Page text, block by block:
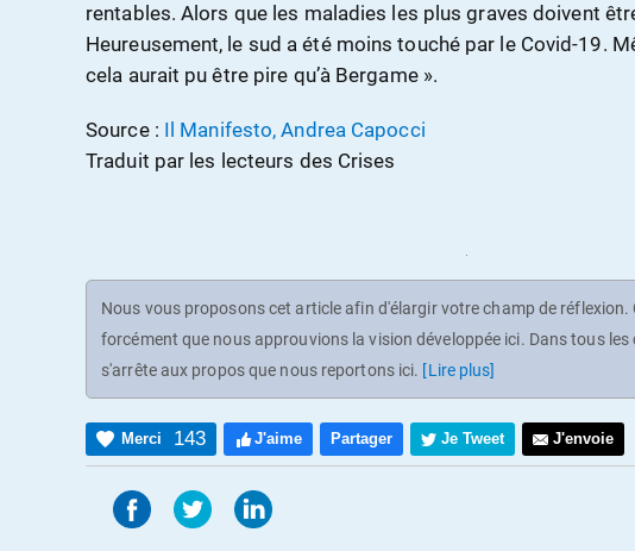
rentables. Alors que les maladies les plus graves doivent
Heureusement, le sud a été moins touché par le Covid-19.
cela aurait pu être pire qu’à Bergame ».
Source : Il Manifesto, Andrea Capocci
Traduit par les lecteurs des Crises
Nous vous proposons cet article afin d'élargir votre champ de réflexion.
forcément que nous approuvions la vision développée ici. Dans tous
s'arrête aux propos que nous reportons ici. [Lire plus]
Merci 143 J'aime Partager Je Tweet J'envoie